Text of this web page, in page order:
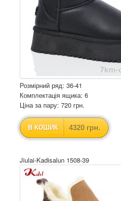
Розмірний ряд: 36-41
Комплектація ящика: 6
Ціна за пару: 720 грн.
В КОШИК 4320 грн.
Jiulai-Kadisalun 1508-39